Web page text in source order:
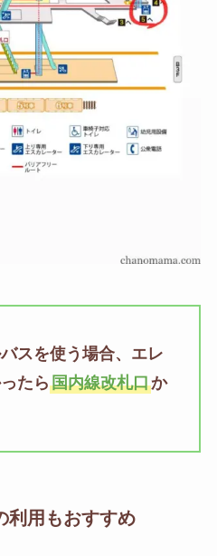
スを使う場合、エレ
たら国内線改札口か
利用もおすすめ